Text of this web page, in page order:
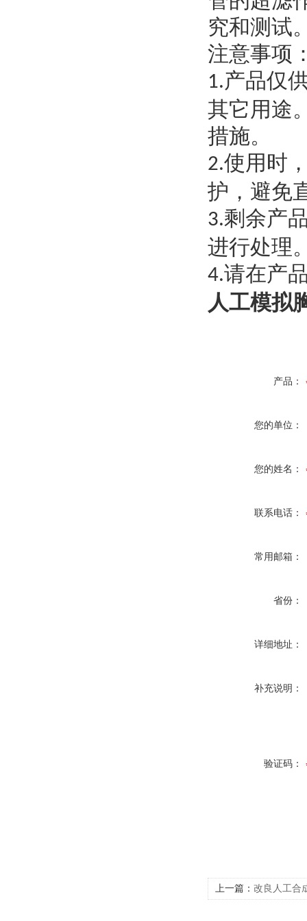
究和测试
注意事项
1.产品仅
其它用途
措施。
2.使用时
护，避免
3.剩余产
进行处理
4.请在产
人工模拟
产品：
您的单位：
您的姓名：
联系电话：
常用邮箱：
省份：
详细地址：
补充说明：
验证码：
上一篇： 改良人工合